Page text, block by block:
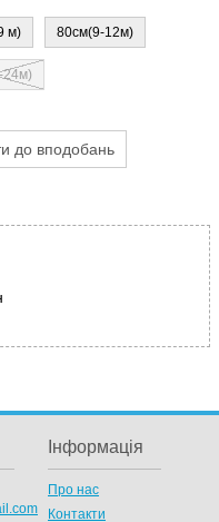
м) 80см(9-12м)
24м)
Інформація
Про нас
Контакти